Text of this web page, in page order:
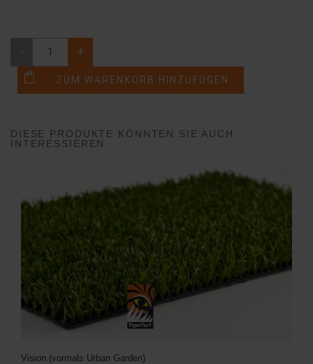
+
DIESE PRODUKTE KÖNNTEN SIE AUCH
INTERESSIEREN
Vision (vormals Urban Garden)